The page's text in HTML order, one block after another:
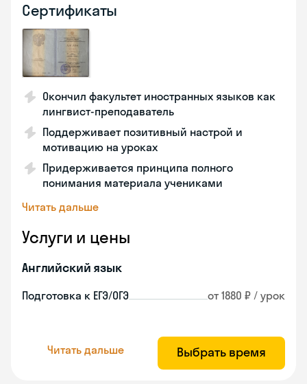
Сертификаты
Окончил факультет иностранных языков как
лингвист-преподаватель
Поддерживает позитивный настрой и
мотивацию на уроках
Придерживается принципа полного
понимания материала учениками
Читать дальше
Услуги и цены
Английский язык
Подготовка к ЕГЭ/ОГЭ от 1880 ₽ / урок
Читать дальше Выбрать время